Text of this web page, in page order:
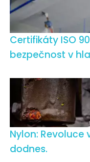
Certifikáty ISO
bezpečnost v
Nylon:
dodnes.